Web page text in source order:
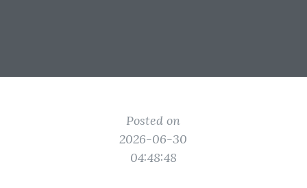
Posted on
2026-06-30
04:48:48